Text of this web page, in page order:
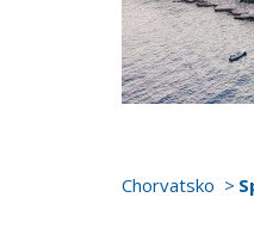
Chorvatsko